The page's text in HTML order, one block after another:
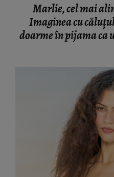
Marlie, cel mai
Imaginea cu
doarme în pijama ca